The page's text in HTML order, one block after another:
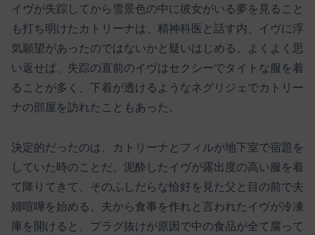
イヴが失踪してから雪景色の中に彼女がいる夢を見ること
も打ち明けたカトリーナは、精神科医と話す内、イヴに浮
気願望があったのではないかと疑いはじめる。よくよく思
い返せば、失踪の直前のイヴはセクシーでタイトな服を着
ることが多く、下着が透けるようなネグリジェでカトリー
ナの部屋を訪れたこともあった。
決定的だったのは、カトリーナとフィルが地下室で宿題を
していた時のことだ。泥酔したイヴが露出度の高い服を着
て降りてきて、そのふしだらな恰好を見た父と目の前で夫
婦喧嘩を始める。夫から食事を作れと言われたイヴが冷凍
庫を開けると、プラグ抜けが原因で中の食品が全て腐って